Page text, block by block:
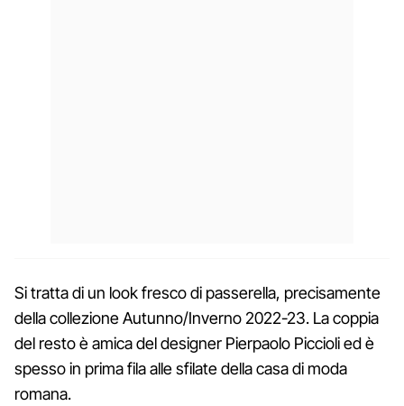
Si tratta di un look fresco di passerella, precisamente
della collezione Autunno/Inverno 2022-23. La coppia
del resto è amica del designer Pierpaolo Piccioli ed è
spesso in prima fila alle sfilate della casa di moda
romana.